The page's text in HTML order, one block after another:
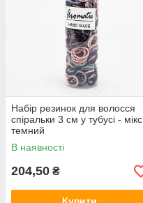
Набір резинок для волосся
спіральки 3 см у тубусі - мікс
темний
В наявності
204,50 ₴